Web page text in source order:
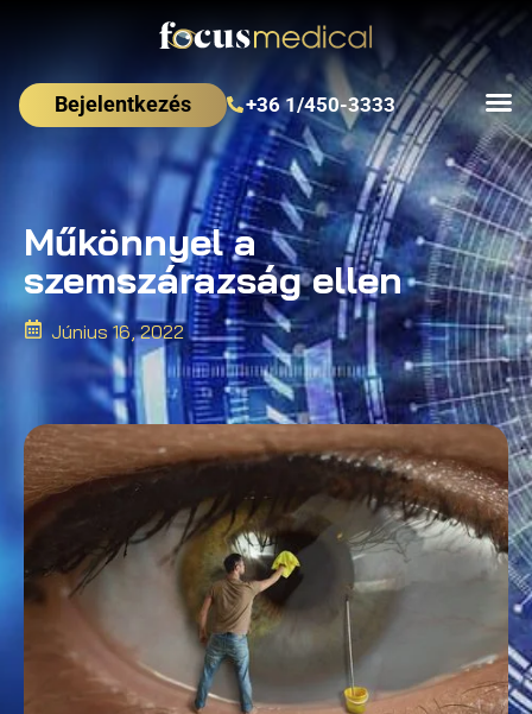
Bejelentkezés +36 1/450-3333
Műkönnyel a
szemszárazság ellen
Június 16, 2022